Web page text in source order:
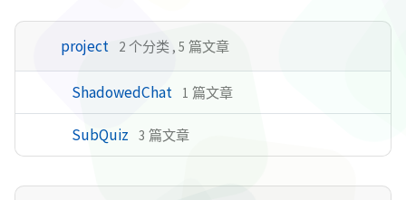
project 2 个分类 , 5 篇文章
ShadowedChat 1 篇文章
SubQuiz 3 篇文章